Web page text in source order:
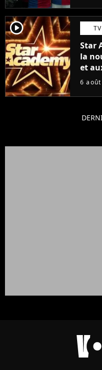
player2 TV
Star
la
et
6